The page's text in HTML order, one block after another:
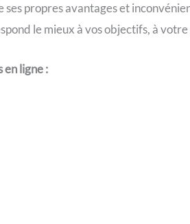
propres avantages et
le mieux à vos objectifs, à
en ligne :